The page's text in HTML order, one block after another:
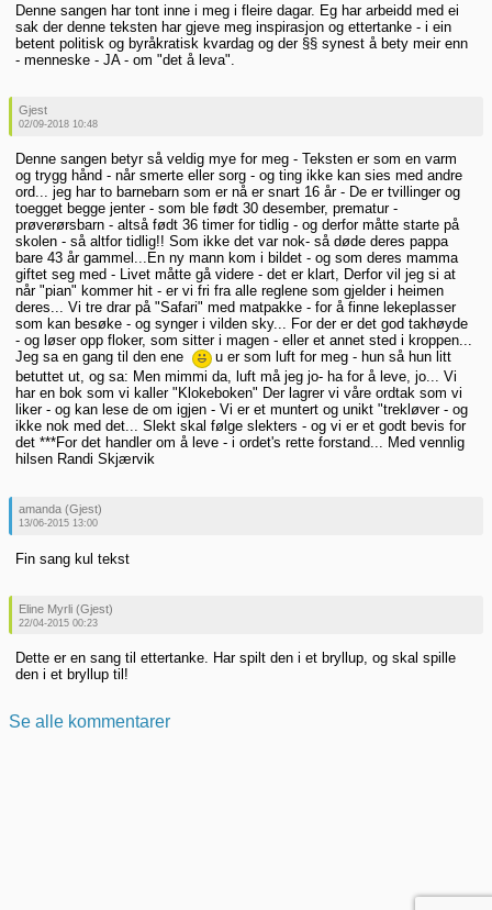
Denne sangen har tont inne i meg i fleire dagar. Eg har arbeidd med ei
sak der denne teksten har gjeve meg inspirasjon og ettertanke - i ein
betent politisk og byråkratisk kvardag og der §§ synest å bety meir enn
- menneske - JA - om "det å leva".
Gjest
02/09-2018 10:48
Denne sangen betyr så veldig mye for meg - Teksten er som en varm
og trygg hånd - når smerte eller sorg - og ting ikke kan sies med andre
ord... jeg har to barnebarn som er nå er snart 16 år - De er tvillinger og
toegget begge jenter - som ble født 30 desember, prematur -
prøverørsbarn - altså født 36 timer for tidlig - og derfor måtte starte på
skolen - så altfor tidlig!! Som ikke det var nok- så døde deres pappa
bare 43 år gammel...En ny mann kom i bildet - og som deres mamma
giftet seg med - Livet måtte gå videre - det er klart, Derfor vil jeg si at
når "pian" kommer hit - er vi fri fra alle reglene som gjelder i heimen
deres... Vi tre drar på "Safari" med matpakke - for å finne lekeplasser
som kan besøke - og synger i vilden sky... For der er det god takhøyde
- og løser opp floker, som sitter i magen - eller et annet sted i kroppen...
Jeg sa en gang til den ene
u er som luft for meg - hun så hun litt
betuttet ut, og sa: Men mimmi da, luft må jeg jo- ha for å leve, jo... Vi
har en bok som vi kaller "Klokeboken" Der lagrer vi våre ordtak som vi
liker - og kan lese de om igjen - Vi er et muntert og unikt "trekløver - og
ikke nok med det... Slekt skal følge slekters - og vi er et godt bevis for
det ***For det handler om å leve - i ordet's rette forstand... Med vennlig
hilsen Randi Skjærvik
amanda (Gjest)
13/06-2015 13:00
Fin sang kul tekst
Eline Myrli (Gjest)
22/04-2015 00:23
Dette er en sang til ettertanke. Har spilt den i et bryllup, og skal spille
den i et bryllup til!
Se alle kommentarer